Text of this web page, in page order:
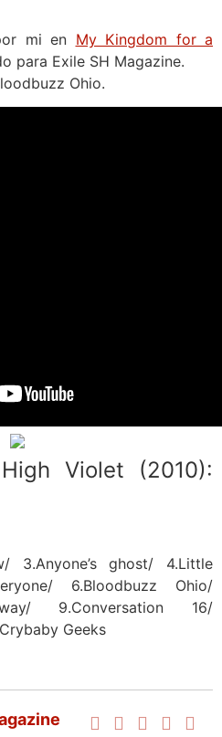
mi en My Kingdom for a
para Exile SH Magazine.
Ohio.
Violet (2010):
3.Anyone’s ghost/ 4.Little
6.Bloodbuzz Ohio/
9.Conversation 16/
Geeks